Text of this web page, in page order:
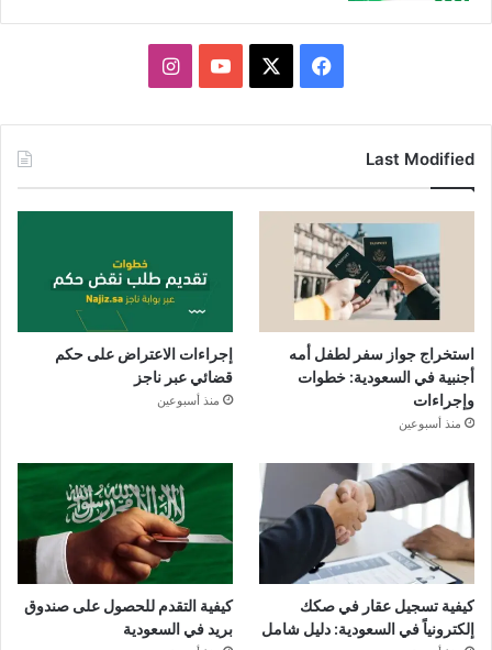
فيسبوك يوتيوبانستقرام
Last Modified
استخراج جواز سفر لطفل أمه
أجنبية في السعودية: خطوات
وإجراءات
منذ أسبوعين
إجراءات الاعتراض على حكم
قضائي عبر ناجز
منذ أسبوعين
كيفية تسجيل عقار في صكك
إلكترونياً في السعودية: دليل شامل
كيفية التقدم للحصول على صندوق
بريد في السعودية